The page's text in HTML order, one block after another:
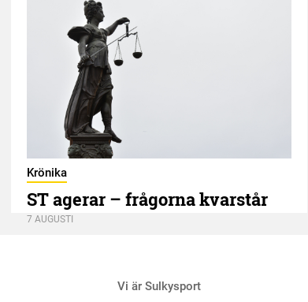
Krönika
ST agerar – frågorna kvarstår
7 AUGUSTI
Vi är Sulkysport